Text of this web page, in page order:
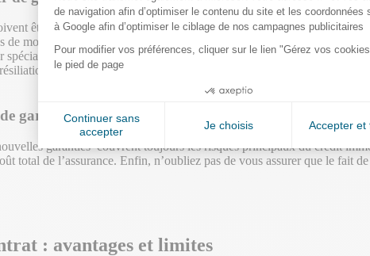
être modifiées avant de changer d’assurance de prêt immobilier ou
modification et les éventuels frais associés.
comme Askapi afin de trouver un contrat de prêt immobilier
selon le cas : vous pouvez faire jouer la concurrence pour
garanties en cours de contrat de prêt
garanties couvrent toujours les risques principaux du crédit
total de l’assurance. Enfin, n’oubliez pas de vous assurer que le fait
: avantages et limites